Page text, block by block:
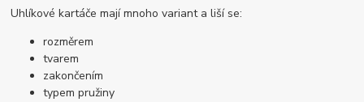
Uhlíkové kartáče mají mnoho variant a liší se:
rozměrem
tvarem
zakončením
typem pružiny